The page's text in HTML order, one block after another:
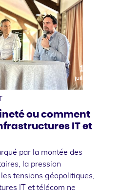
10
juillet
ou comment
IT et
par la montée des
la pression
tensions géopolitiques,
IT et télécom ne